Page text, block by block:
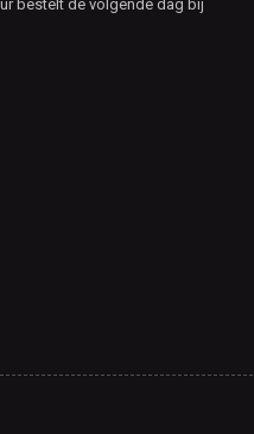
bestelt de volgende dag bij